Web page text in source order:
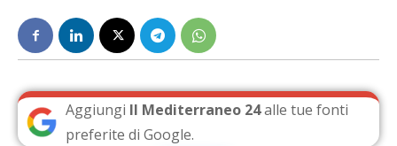
Aggiungi Il Mediterraneo 24alle tue fonti
preferite di Google.